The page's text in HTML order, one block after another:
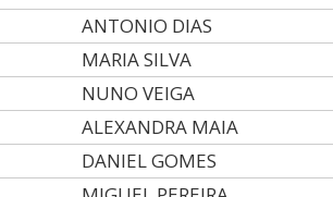
ANTONIO DIAS
MARIA SILVA
NUNO VEIGA
ALEXANDRA MAIA
DANIEL GOMES